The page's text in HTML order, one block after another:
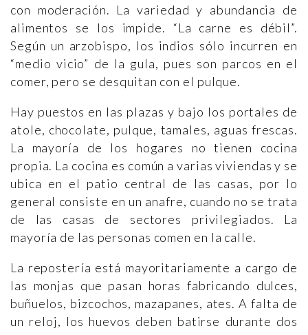
con moderación. La variedad y abundancia de
alimentos se los impide. “La carne es débil”.
Según un arzobispo, los indios sólo incurren en
“medio vicio” de la gula, pues son parcos en el
comer, pero se desquitan con el pulque.
Hay puestos en las plazas y bajo los portales de
atole, chocolate, pulque, tamales, aguas frescas.
La mayoría de los hogares no tienen cocina
propia. La cocina es común a varias viviendas y se
ubica en el patio central de las casas, por lo
general consiste en un anafre, cuando no se trata
de las casas de sectores privilegiados. La
mayoría de las personas comen en la calle.
La repostería está mayoritariamente a cargo de
las monjas que pasan horas fabricando dulces,
buñuelos, bizcochos, mazapanes, ates. A falta de
un reloj, los huevos deben batirse durante dos